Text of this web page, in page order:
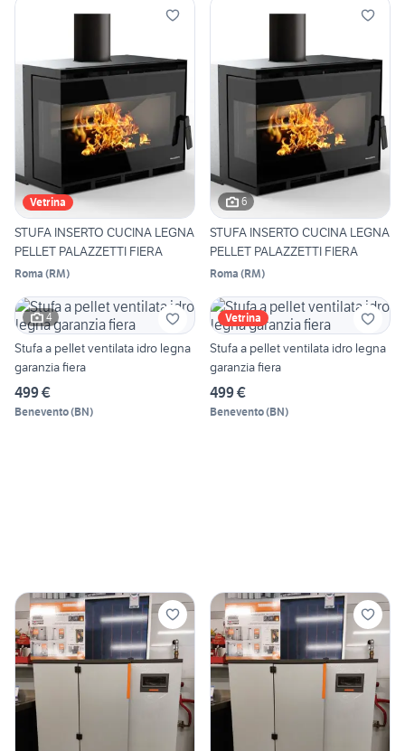
Vetrina
STUFA INSERTO CUCINA LEGNA
PELLET PALAZZETTI FIERA
Roma (RM)
6
STUFA INSERTO CUCINA LEGNA
PELLET PALAZZETTI FIERA
Roma (RM)
4
Stufa a pellet ventilata idro legna
garanzia fiera
499 €
Benevento(BN)
Vetrina
Stufa a pellet ventilata idro legna
garanzia fiera
499 €
Benevento(BN)